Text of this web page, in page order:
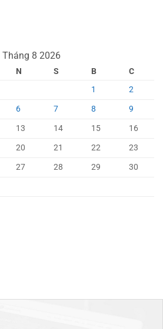
Tháng 8 2026
N S B
C
1
2
6 7 8
9
13 14 15
16
20 21 22
23
27 28 29
30